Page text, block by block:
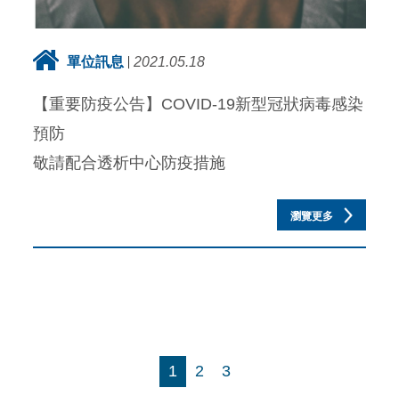
單位訊息 2021.05.18
【重要防疫公告】COVID-19新型冠狀病毒感染
預防
敬請配合透析中心防疫措施
瀏覽更多
1 2 3